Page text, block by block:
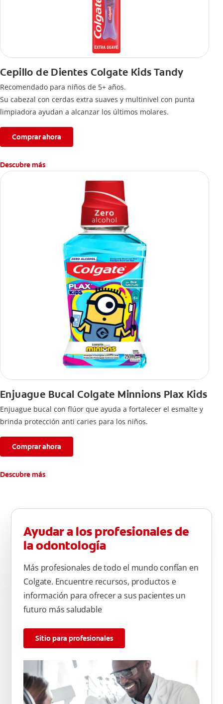
Cepillo de Dientes Colgate Kids Tandy
Recomendado para niños de 5+ años.
Su cabezal con cerdas extra suaves y multinivel con punta
limpiadora ayudan a alcanzar los últimos molares.
Comprar ahora
Descubre más
Enjuague Bucal Colgate Minnions Plax Kids
Enjuague bucal con flúor que ayuda a fortalecer el esmalte y
brinda protección anti caries para los niños.
Comprar ahora
Descubre más
Ayudar a los profesionales de
la odontología
Más profesionales de todo el mundo confían en
Colgate. Encuentre recursos, productos e
información para ofrecer a sus pacientes un
futuro más saludable
Sitio para profesionales